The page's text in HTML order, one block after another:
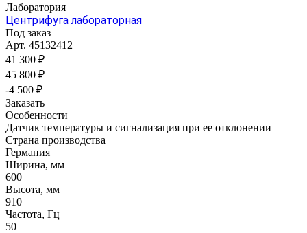
Лаборатория
Центрифуга лабораторная
Под заказ
Арт. 45132412
41 300 ₽
45 800 ₽
-4 500 ₽
Заказать
Особенности
Датчик температуры и сигнализация при ее отклонении
Страна производства
Германия
Ширина, мм
600
Высота, мм
910
Частота, Гц
50